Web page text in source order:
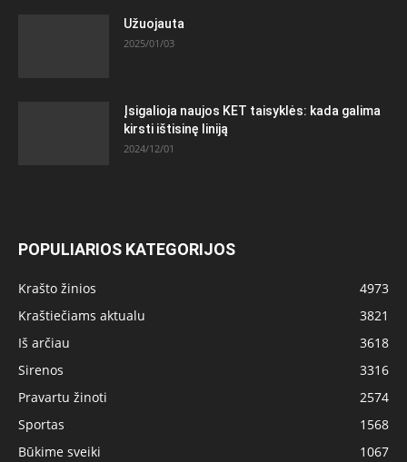
Užuojauta
2025/01/03
Įsigalioja naujos KET taisyklės: kada galima
kirsti ištisinę liniją
2024/12/01
POPULIARIOS KATEGORIJOS
Krašto žinios
4973
Kraštiečiams aktualu
3821
Iš arčiau
3618
Sirenos
3316
Pravartu žinoti
2574
Sportas
1568
Būkime sveiki
1067